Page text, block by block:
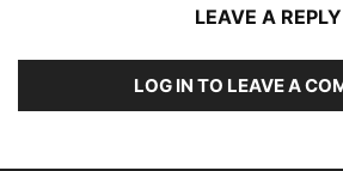
LEAVE A REPLY
LOG IN TO LEAVE A